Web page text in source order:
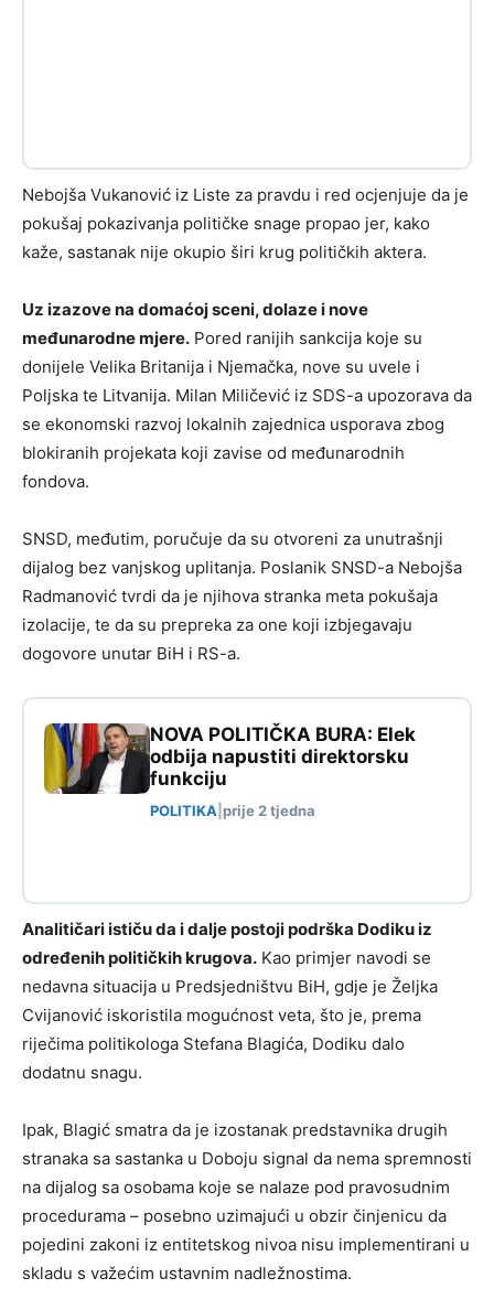
Nebojša Vukanović iz Liste za pravdu i red ocjenjuje da je
pokušaj pokazivanja političke snage propao jer, kako
kaže, sastanak nije okupio širi krug političkih aktera.
Uz izazove na domaćoj sceni, dolaze i nove
međunarodne mjere. Pored ranijih sankcija koje su
donijele Velika Britanija i Njemačka, nove su uvele i
Poljska te Litvanija. Milan Miličević iz SDS-a upozorava da
se ekonomski razvoj lokalnih zajednica usporava zbog
blokiranih projekata koji zavise od međunarodnih
fondova.
SNSD, međutim, poručuje da su otvoreni za unutrašnji
dijalog bez vanjskog uplitanja. Poslanik SNSD-a Nebojša
Radmanović tvrdi da je njihova stranka meta pokušaja
izolacije, te da su prepreka za one koji izbjegavaju
dogovore unutar BiH i RS-a.
NOVA POLITIČKA BURA: Elek
odbija napustiti direktorsku
funkciju
POLITIKA prije 2 tjedna
Analitičari ističu da i dalje postoji podrška Dodiku iz
određenih političkih krugova. Kao primjer navodi se
nedavna situacija u Predsjedništvu BiH, gdje je Željka
Cvijanović iskoristila mogućnost veta, što je, prema
riječima politikologa Stefana Blagića, Dodiku dalo
dodatnu snagu.
Ipak, Blagić smatra da je izostanak predstavnika drugih
stranaka sa sastanka u Doboju signal da nema spremnosti
na dijalog sa osobama koje se nalaze pod pravosudnim
procedurama – posebno uzimajući u obzir činjenicu da
pojedini zakoni iz entitetskog nivoa nisu implementirani u
skladu s važećim ustavnim nadležnostima.